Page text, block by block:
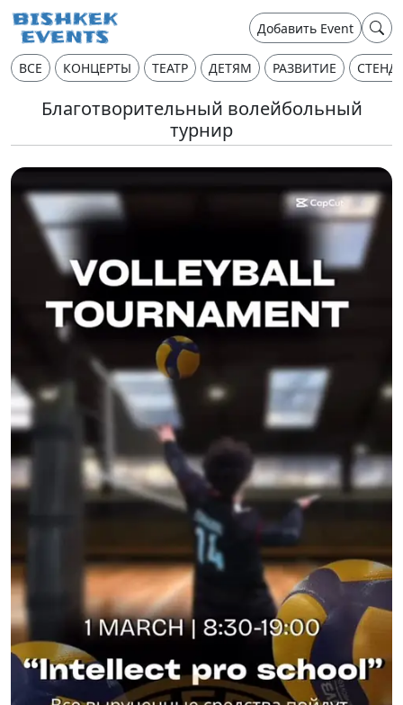
Добавить Event
ВСЕ КОНЦЕРТЫ ТЕАТР ДЕТЯМ РАЗВИТИЕ
Благотворительный волейбольный
турнир